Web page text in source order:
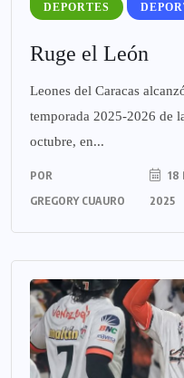
DEPORTES
Ruge el León
Leones del Caracas
temporada 2025-2026 de
octubre, en...
POR
GREGORY CUAURO
18
2025